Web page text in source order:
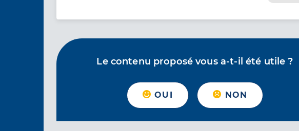
Le contenu proposé vous a-t-il été utile ?
OUI NON